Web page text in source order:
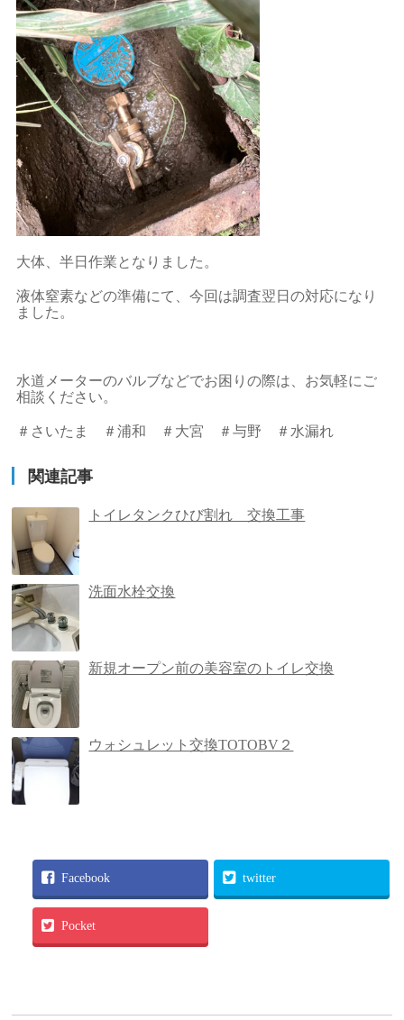
大体、半日作業となりました。
液体窒素などの準備にて、今回は調査翌日の対応になり
ました。
水道メーターのバルブなどでお困りの際は、お気軽にご
相談ください。
＃さいたま ＃浦和 ＃大宮 ＃与野 ＃水漏れ
関連記事
トイレタンクひび割れ 交換工事
洗面水栓交換
新規オープン前の美容室のトイレ交換
ウォシュレット交換TOTOBV２
Facebook twitter
Pocket